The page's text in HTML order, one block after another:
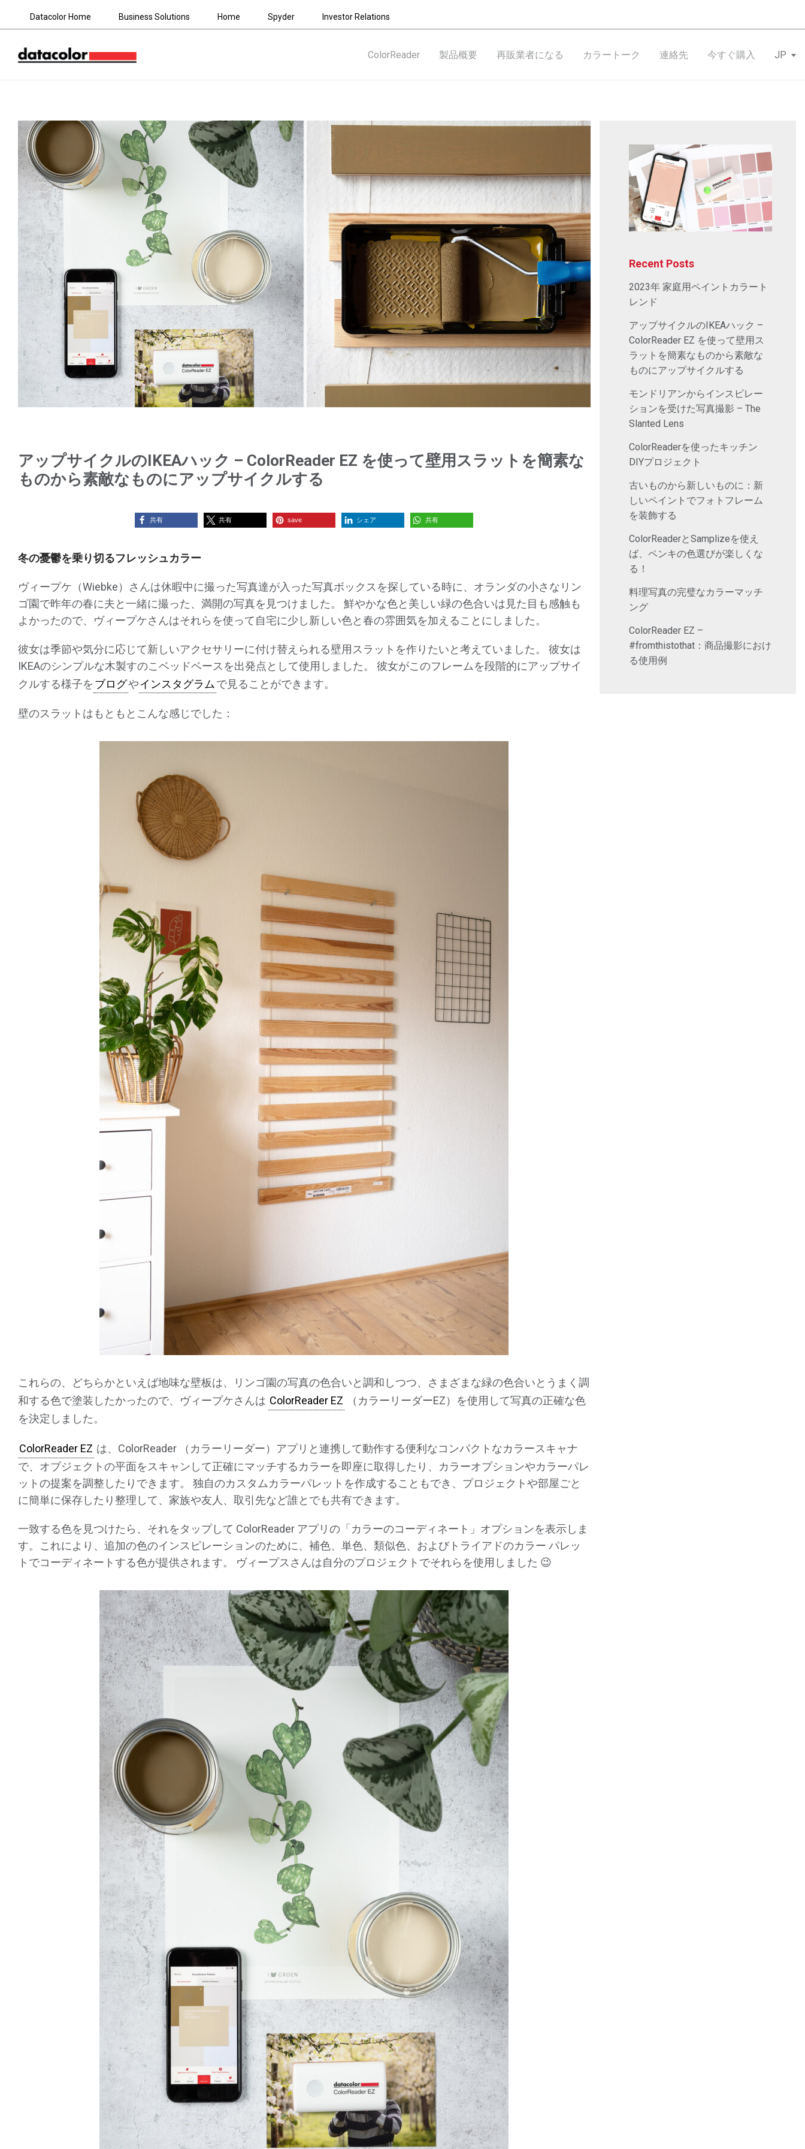
Datacolor Home Business Solutions Home Spyder Investor Relations
ColorReader 製品概要 再販業者になる カラートーク 連絡先 今すぐ購入 JP
アップサイクルのIKEAハック – ColorReader EZ を使って壁用スラットを簡素な
ものから素敵なものにアップサイクルする
共有 共有 save シェア 共有
冬の憂鬱を乗り切るフレッシュカラー
ヴィープケ（Wiebke）さんは休暇中に撮った写真達が入った写真ボックスを探している時に、オランダの小さなリン
ゴ園で昨年の春に夫と一緒に撮った、満開の写真を見つけました。 鮮やかな色と美しい緑の色合いは見た目も感触も
よかったので、ヴィープケさんはそれらを使って自宅に少し新しい色と春の雰囲気を加えることにしました。
彼女は季節や気分に応じて新しいアクセサリーに付け替えられる壁用スラットを作りたいと考えていました。 彼女は
IKEAのシンプルな木製すのこベッドベースを出発点として使用しました。 彼女がこのフレームを段階的にアップサイ
クルする様子を ブログやインスタグラム で見ることができます。
壁のスラットはもともとこんな感じでした：
これらの、どちらかといえば地味な壁板は、リンゴ園の写真の色合いと調和しつつ、さまざまな緑の色合いとうまく調
和する色で塗装したかったので、ヴィープケさんは ColorReader EZ
（カラーリーダーEZ）を使用して写真の正確な色
を決定しました。
ColorReader EZ は、ColorReader （カラーリーダー）アプリと連携して動作する便利なコンパクトなカラースキャナ
で、オブジェクトの平面をスキャンして正確にマッチするカラーを即座に取得したり、カラーオプションやカラーパレ
ットの提案を調整したりできます。 独自のカスタムカラーパレットを作成することもでき、プロジェクトや部屋ごと
に簡単に保存したり整理して、家族や友人、取引先など誰とでも共有できます。
一致する色を見つけたら、それをタップして ColorReader アプリの「カラーのコーディネート」オプションを表示しま
す。これにより、追加の色のインスピレーションのために、補色、単色、類似色、およびトライアドのカラー パレッ
トでコーディネートする色が提供されます。 ヴィープスさんは自分のプロジェクトでそれらを使用しました 😉
Recent Posts
2023年 家庭用ペイントカラート
レンド
アップサイクルのIKEAハック –
ColorReader EZ を使って壁用ス
ラットを簡素なものから素敵な
ものにアップサイクルする
モンドリアンからインスピレー
ションを受けた写真撮影 – The
Slanted Lens
ColorReaderを使ったキッチン
DIYプロジェクト
古いものから新しいものに：新
しいペイントでフォトフレーム
を装飾する
ColorReaderとSamplizeを使え
ば、ペンキの色選びが楽しくな
る！
料理写真の完璧なカラーマッチ
ング
ColorReader EZ –
#fromthistothat：商品撮影におけ
る使用例